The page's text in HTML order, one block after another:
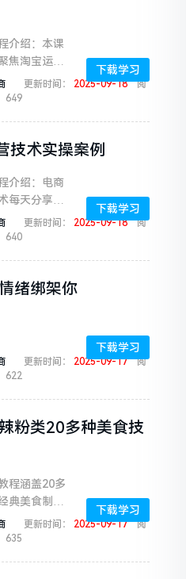
行、...
介绍：本课
焦淘宝运营
，从多维度
商家提升业
事项，再教
行、...
更新时间： 2025-09-18阅
649
下载学习
技术实操案例
介绍：电商
每天分享最
2025专
程最新的技
方法的时
更新时间： 2025-09-18阅
640
下载学习
绪绑架你
更新时间： 2025-09-17阅
622
下载学习
粉类20多种美食技
程涵盖20多
典美食制作
，从选材到
，详细步骤
更新时间： 2025-09-17阅
635
下载学习